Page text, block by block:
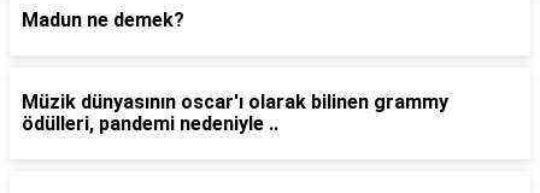
Madun ne demek?
Müzik dünyasının oscar'ı olarak bilinen grammy
ödülleri, pandemi nedeniyle ..